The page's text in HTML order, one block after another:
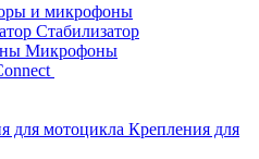
и микрофоны
Стабилизатор
Микрофоны
Крепления для